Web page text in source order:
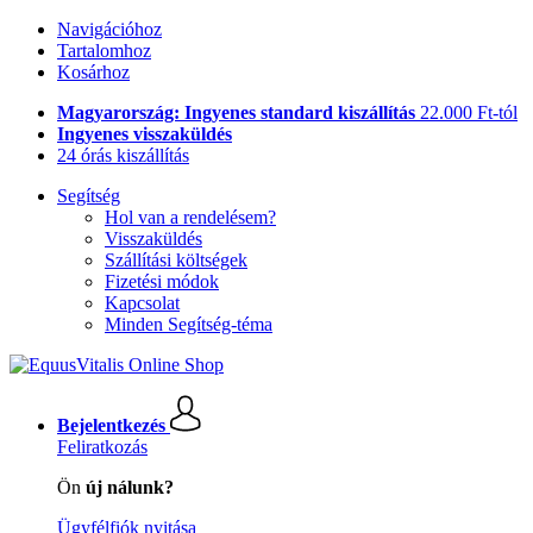
Navigációhoz
Tartalomhoz
Kosárhoz
Magyarország: Ingyenes standard kiszállítás 22.000 Ft-tól
Ingyenes visszaküldés
24 órás kiszállítás
Segítség
Hol van a rendelésem?
Visszaküldés
Szállítási költségek
Fizetési módok
Kapcsolat
Minden Segítség-téma
Bejelentkezés
Feliratkozás
Ön új nálunk?
Ügyfélfiók nyitása